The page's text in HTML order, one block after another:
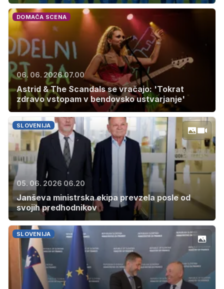
DOMAČA SCENA
06. 06. 2026 07.00
Astrid & The Scandals se vračajo: 'Tokrat
zdravo vstopam v bendovsko ustvarjanje'
SLOVENIJA
05. 06. 2026 06.20
Janševa ministrska ekipa prevzela posle od
svojih predhodnikov
SLOVENIJA